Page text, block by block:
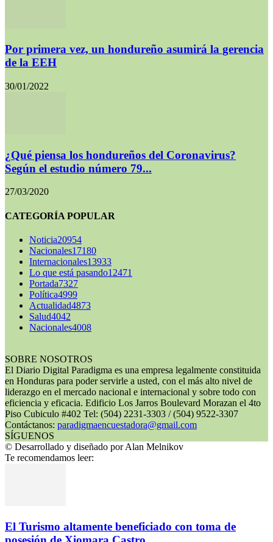
Por primera vez, un hondureño asumirá la gerencia
de la EEH
30/01/2022
¿Qué piensa los hondureños del Coronavirus?
Según el estudio número 79...
27/03/2020
CATEGORÍA POPULAR
Noticia20954
Nacionales17180
Internacionales13933
Lo que está pasando12471
Portada7327
Política4999
Actualidad4873
Salud4042
Nacionales4008
SOBRE NOSOTROS
El Diario Digital Paradigma es una empresa legalmente constituida
en Honduras para poder servirle a usted, con el más alto nivel de
liderazgo en el mercado nacional e internacional y sobre todo con
eficiencia y eficacia. Edificio Los Jarros Boulevard Morazan el 4to
Piso Cubiculo #402 Tel: (504) 2231-3303 / (504) 9522-3307
Contáctanos: paradigmaencuestadora@gmail.com
SÍGUENOS
© Desarrollado y diseñado por Alan Melnikov
Te recomendamos leer:
El Turismo altamente beneficiado con toma de